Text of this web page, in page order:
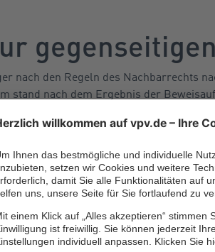
nach den Regeln des Nachbarrechts
stand nach dem Ergebnis der
einem Zaun eine drei bis vier Meter
Rückschnitt der Hecke seines
Denn aus dem entspringe die Pflicht
Rechte führen. Sein
S 85/23).